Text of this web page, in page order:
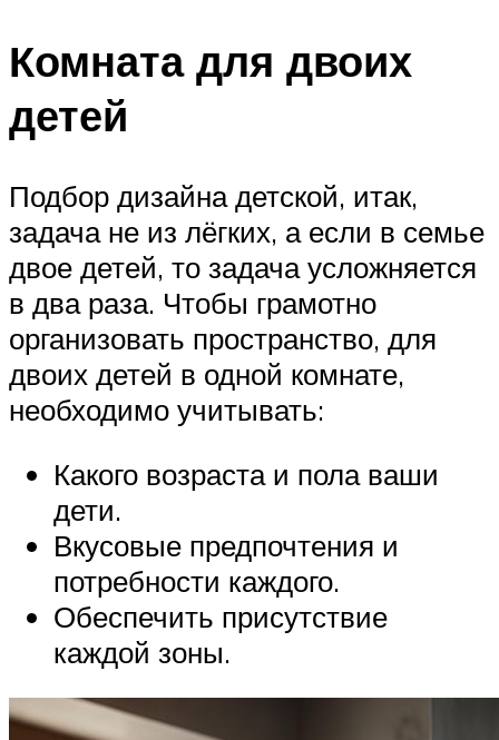
Комната для двоих
детей
Подбор дизайна детской, итак,
задача не из лёгких, а если в семье
двое детей, то задача усложняется
в два раза. Чтобы грамотно
организовать пространство, для
двоих детей в одной комнате,
необходимо учитывать:
Какого возраста и пола ваши
дети.
Вкусовые предпочтения и
потребности каждого.
Обеспечить присутствие
каждой зоны.